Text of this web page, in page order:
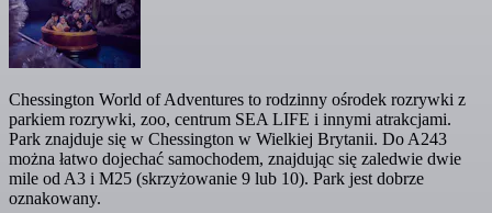
Chessington World of Adventures to rodzinny ośrodek rozrywki z
parkiem rozrywki, zoo, centrum SEA LIFE i innymi atrakcjami.
Park znajduje się w Chessington w Wielkiej Brytanii. Do A243
można łatwo dojechać samochodem, znajdując się zaledwie dwie
mile od A3 i M25 (skrzyżowanie 9 lub 10). Park jest dobrze
oznakowany.